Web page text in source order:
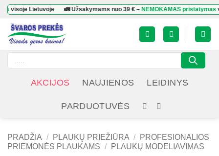
Skip
content
Lietuvoje 🚛 Užsakymams nuo39 €–NEMOKAMAS pristatymasvisoje
Products
search
AKCIJOS NAUJIENOS LEIDINYS
PARDUOTUVĖS
PRADŽIA / PLAUKŲ PRIEŽIŪRA /
PROFESIONALIOS
PRIEMONĖS PLAUKAMS / PLAUKŲ MODELIAVIMAS